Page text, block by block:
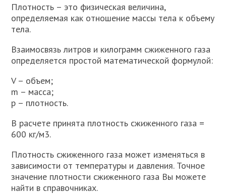
Плотность – это физическая величина,
определяемая как отношение массы тела к объему
тела.
Взаимосвязь литров и килограмм сжиженного газа
определяется простой математической формулой:
V – объем;
m – масса;
p – плотность.
В расчете принята плотность сжиженного газа =
600 кг/м3.
Плотность сжиженного газа может изменяться в
зависимости от температуры и давления. Точное
значение плотности сжиженного газа Вы можете
найти в справочниках.